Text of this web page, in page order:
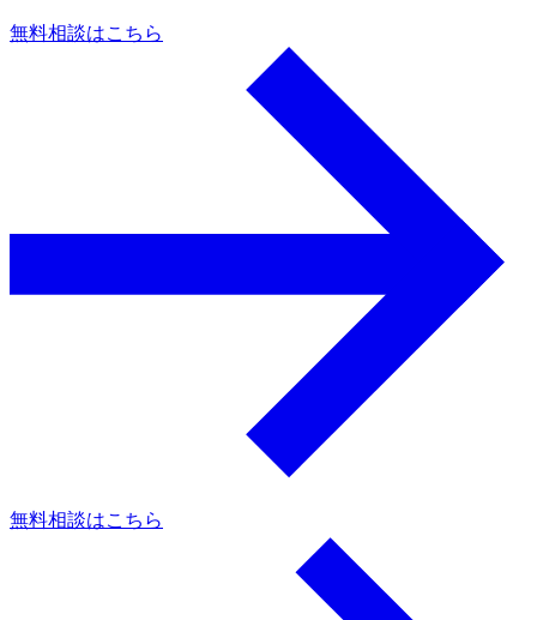
無料相談はこちら
無料相談はこちら